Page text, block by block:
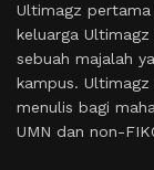
Ultimagz
keluarga
sebuah majalah
kampus.
menulis bagi
UMN dan non-